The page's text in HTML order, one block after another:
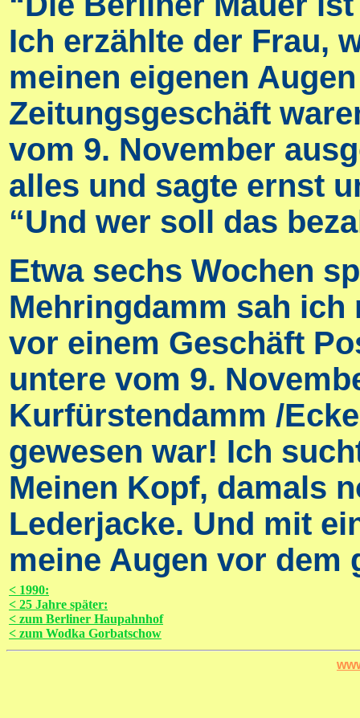
Ich erzählte der Frau,
meinen eigenen
Zeitungsgeschäft
vom 9. November
alles und sagte ernst
“Und wer soll das
Etwa sechs Wochen
Mehringdamm sah
vor einem Geschäft
untere vom 9.
Kurfürstendamm /
gewesen war! Ich
Meinen Kopf, damals
Lederjacke. Und mit
meine Augen vor dem
< 1990:
< 25 Jahre später:
< zum Berliner Haupahnhof
< zum Wodka Gorbatschow